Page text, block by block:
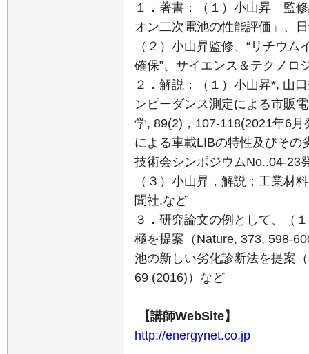
１．著書：（１）小山昇 監
オン二次電池の性能評価」、
（２）小山昇監修、“リチウ
確保”、サイエンス＆テクノ
２．解説：（１）小山昇*, 山
ンピーダンス測定による市販
学, 89(2)，107-118(2021年6
による車載LIBの特性及びその
技術会シンポジウムNo..04-23
（３）小山昇，解説；工業材
聞社.など
３．研究論文の例として、（
極を提案（Nature, 373, 598-
池の新しい劣化診断法を提案
69 (2016)）など
【講師WebSite】
http://energynet.co.jp